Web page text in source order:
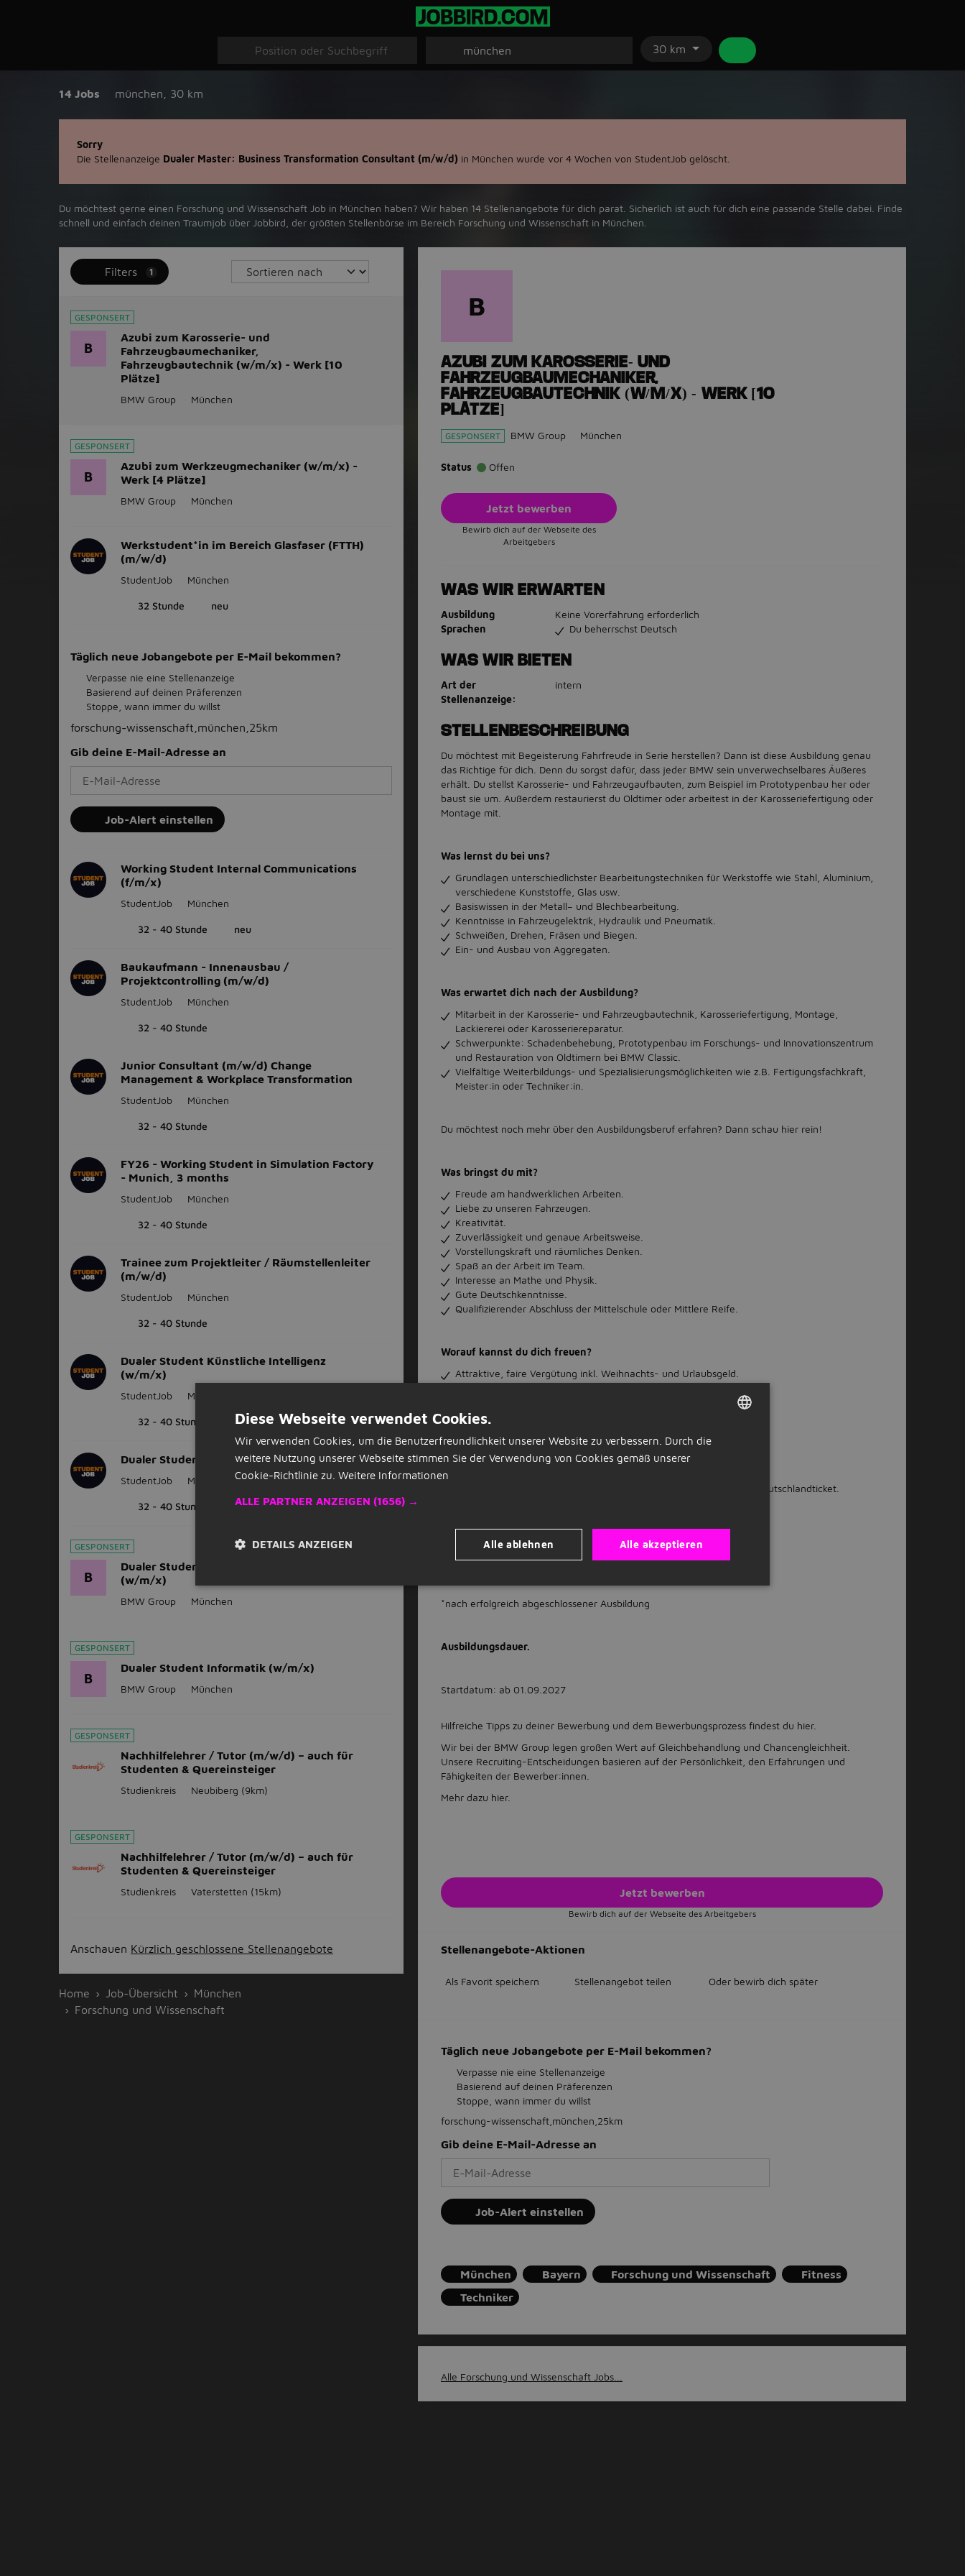
30 km
14 Jobs münchen 30 km
Sorry
Die Stellenanzeige Dualer Master: Business Transformation Consultant (m/w/d) in München wurde vor 4 Wochen von StudentJob gelöscht.
Du möchtest gerne einen Forschung und Wissenschaft Job in ‪München‬ haben? Wir haben ‪14‬ Stellenangebote für dich parat. Sicherlich ist auch für dich eine passende Stelle dabei. Finde
schnell und einfach deinen Traumjob über ‪Jobbird‬, der größten Stellenbörse im Bereich Forschung und Wissenschaft in ‪München‬.
Filters 1
GESPONSERT
B
Azubi zum Karosserie- und
Fahrzeugbaumechaniker,
Fahrzeugbautechnik (w/m/x) - Werk [10
Plätze]
BMW Group München
GESPONSERT
B
Azubi zum Werkzeugmechaniker (w/m/x) -
Werk [4 Plätze]
BMW Group München
Werkstudent*in im Bereich Glasfaser (FTTH)
(m/w/d)
StudentJob München
32 Stunde neu
Täglich neue Jobangebote per E-Mail bekommen?
Verpasse nie eine Stellenanzeige
Basierend auf deinen Präferenzen
Stoppe, wann immer du willst
forschung-wissenschaft,münchen,25km
Gib deine E-Mail-Adresse an
Job-Alert einstellen
Working Student Internal Communications
(f/m/x)
StudentJob München
32 - 40 Stunde neu
Baukaufmann - Innenausbau /
Projektcontrolling (m/w/d)
StudentJob München
32 - 40 Stunde
Junior Consultant (m/w/d) Change
Management & Workplace Transformation
StudentJob München
32 - 40 Stunde
FY26 - Working Student in Simulation Factory
- Munich, 3 months
StudentJob München
32 - 40 Stunde
Trainee zum Projektleiter / Räumstellenleiter
(m/w/d)
StudentJob München
32 - 40 Stunde
Dualer Student Künstliche Intelligenz
(w/m/x)
StudentJob München
32 - 40 Stunde
Dualer Student Informatik (w/m/x)
StudentJob München
32 - 40 Stunde
GESPONSERT
B
Dualer Student Künstliche Intelligenz
(w/m/x)
BMW Group München
GESPONSERT
B
Dualer Student Informatik (w/m/x)
BMW Group München
GESPONSERT
Nachhilfelehrer / Tutor (m/w/d) – auch für
Studenten & Quereinsteiger
Studienkreis Neubiberg (9km)
GESPONSERT
Nachhilfelehrer / Tutor (m/w/d) – auch für
Studenten & Quereinsteiger
Studienkreis Vaterstetten (15km)
Anschauen Kürzlich geschlossene Stellenangebote
Home Job-Übersicht
München
Forschung und Wissenschaft
B
AZUBI ZUM KAROSSERIE- UND
FAHRZEUGBAUMECHANIKER,
FAHRZEUGBAUTECHNIK (W/M/X) - WERK [10
PLÄTZE]
GESPONSERT BMW Group München
Status Offen
Jetzt bewerben
Bewirb dich auf der Webseite des
Arbeitgebers
WAS WIR ERWARTEN
Ausbildung
Keine Vorerfahrung erforderlich
Sprachen
Du beherrschst Deutsch
WAS WIR BIETEN
Art der
Stellenanzeige:
intern
STELLENBESCHREIBUNG
Du möchtest mit Begeisterung Fahrfreude in Serie herstellen? Dann ist diese Ausbildung genau
das Richtige für dich. Denn du sorgst dafür, dass jeder BMW sein unverwechselbares Äußeres
erhält. Du stellst Karosserie- und Fahrzeugaufbauten, zum Beispiel im Prototypenbau her oder
baust sie um. Außerdem restaurierst du Oldtimer oder arbeitest in der Karosseriefertigung oder
Montage mit.
Was lernst du bei uns?
Grundlagen unterschiedlichster Bearbeitungstechniken für Werkstoffe wie Stahl, Aluminium,
verschiedene Kunststoffe, Glas usw.
Basiswissen in der Metall– und Blechbearbeitung.
Kenntnisse in Fahrzeugelektrik, Hydraulik und Pneumatik.
Schweißen, Drehen, Fräsen und Biegen.
Ein- und Ausbau von Aggregaten.
Was erwartet dich nach der Ausbildung?
Mitarbeit in der Karosserie- und Fahrzeugbautechnik, Karosseriefertigung, Montage,
Lackiererei oder Karosseriereparatur.
Schwerpunkte: Schadenbehebung, Prototypenbau im Forschungs- und Innovationszentrum
und Restauration von Oldtimern bei BMW Classic.
Vielfältige Weiterbildungs- und Spezialisierungsmöglichkeiten wie z.B. Fertigungsfachkraft,
Meister:in oder Techniker:in.
Du möchtest noch mehr über den Ausbildungsberuf erfahren? Dann schau hier rein!
Was bringst du mit?
Freude am handwerklichen Arbeiten.
Liebe zu unseren Fahrzeugen.
Kreativität.
Zuverlässigkeit und genaue Arbeitsweise.
Vorstellungskraft und räumliches Denken.
Spaß an der Arbeit im Team.
Interesse an Mathe und Physik.
Gute Deutschkenntnisse.
Qualifizierender Abschluss der Mittelschule oder Mittlere Reife.
Worauf kannst du dich freuen?
Attraktive, faire Vergütung inkl. Weihnachts- und Urlaubsgeld.
Flexible Arbeitszeiten und Freizeitausgleich.
Viele Entwicklungsmöglichkeiten.
Abwechslungsreiche und spannende Aufgaben.
Individuelle Fahrtkostenzuschussregelungen und/oder kostenloses Deutschlandticket.
Betriebsrestaurants und Cafés.
Fitness- und Freizeitangebote.
Und vieles mehr siehebmw.jobs/waswirbieten
*nach erfolgreich abgeschlossener Ausbildung
Ausbildungsdauer.
Startdatum: ab 01.09.2027
Hilfreiche Tipps zu deiner Bewerbung und dem Bewerbungsprozess findest du hier.
Wir bei der BMW Group legen großen Wert auf Gleichbehandlung und Chancengleichheit.
Unsere Recruiting-Entscheidungen basieren auf der Persönlichkeit, den Erfahrungen und
Fähigkeiten der Bewerber:innen.
Mehr dazu hier.
Jetzt bewerben
Bewirb dich auf der Webseite des Arbeitgebers
Stellenangebote-Aktionen
Als Favorit speichern Stellenangebot teilen Oder bewirb dich später
Täglich neue Jobangebote per E-Mail bekommen?
Verpasse nie eine Stellenanzeige
Basierend auf deinen Präferenzen
Stoppe, wann immer du willst
forschung-wissenschaft,münchen,25km
Gib deine E-Mail-Adresse an
Job-Alert einstellen
München Bayern Forschung und Wissenschaft
Fitness
Techniker
Alle Forschung und Wissenschaft Jobs...
DUTCH
Diese Webseite verwendet Cookies.
Wir verwenden Cookies, um die Benutzerfreundlichkeit unserer Website zu verbessern. Durch die
weitere Nutzung unserer Webseite stimmen Sie der Verwendung von Cookies gemäß unserer
Cookie-Richtlinie zu. Weitere Informationen
ALLE PARTNER ANZEIGEN (1656) →
Alle akzeptieren
Alle ablehnen
DETAILS ANZEIGEN